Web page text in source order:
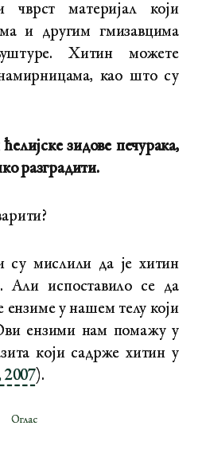
материјал који
и другим гмизавцима
Хитин можете
као што су
зидове печурака,
разградити.
су мислили да је хитин
Али испоставило се да
ензиме у нашем телу који
ензими нам помажу у
који садрже хитин у
2007).
Оглас